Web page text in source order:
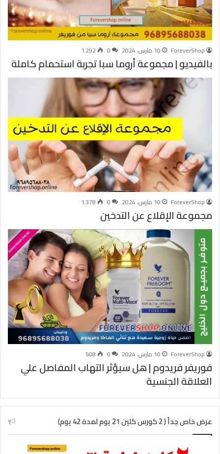
ForeverShop 10 مارس، 2024 0 1٬292
بالفيديو | مجموعة أروما سبا تجربة استحمام كاملة
ForeverShop 10 مارس، 2024 0 1٬378
مجموعة الإقلاع عن التدخين
ForeverShop 10 مارس، 2024 0
508
فوريفر فريدوم | هل سيؤثر التهاب المفاصل علي
العلاقة الجنسية
عرض خاص جداً ( 2 كورس كلين 21 يوم لمدة 42 يوم)